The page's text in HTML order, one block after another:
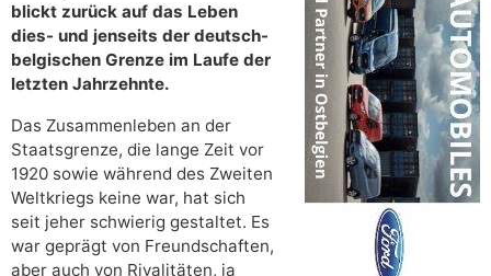
blickt zurück auf das Leben
dies- und jenseits der deutsch-
belgischen Grenze im Laufe der
letzten Jahrzehnte.
Das Zusammenleben an der
Staatsgrenze, die lange Zeit vor
1920 sowie während des Zweiten
Weltkriegs keine war, hat sich
seit jeher schwierig gestaltet. Es
war geprägt von Freundschaften,
aber auch von Rivalitäten, ja